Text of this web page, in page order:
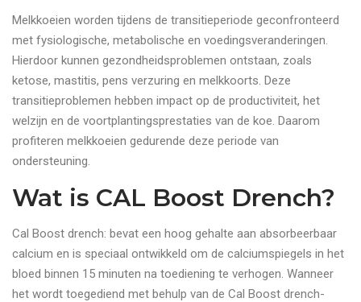
Melkkoeien worden tijdens de transitieperiode geconfronteerd
met fysiologische, metabolische en voedingsveranderingen.
Hierdoor kunnen gezondheidsproblemen ontstaan, zoals
ketose, mastitis, pens verzuring en melkkoorts. Deze
transitieproblemen hebben impact op de productiviteit, het
welzijn en de voortplantingsprestaties van de koe. Daarom
profiteren melkkoeien gedurende deze periode van
ondersteuning.
Wat is CAL Boost Drench?
Cal Boost drench: bevat een hoog gehalte aan absorbeerbaar
calcium en is speciaal ontwikkeld om de calciumspiegels in het
bloed binnen 15 minuten na toediening te verhogen. Wanneer
het wordt toegediend met behulp van de Cal Boost drench-